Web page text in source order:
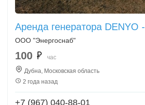
Аренда генератора DENYO -
ООО "Энергоснаб"
100
час
Дубна, Московская область
2 года назад
+7 (967) 040-88-01